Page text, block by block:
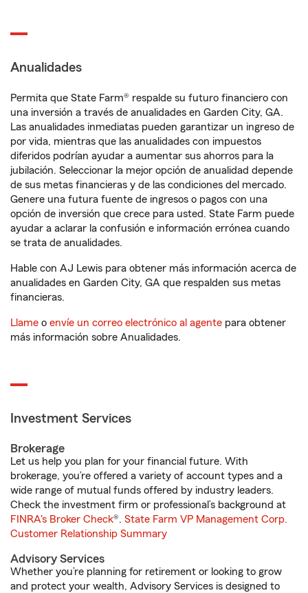
Anualidades
Permita que State Farm® respalde su futuro financiero con
una inversión a través de anualidades en Garden City, GA.
Las anualidades inmediatas pueden garantizar un ingreso de
por vida, mientras que las anualidades con impuestos
diferidos podrían ayudar a aumentar sus ahorros para la
jubilación. Seleccionar la mejor opción de anualidad depende
de sus metas financieras y de las condiciones del mercado.
Genere una futura fuente de ingresos o pagos con una
opción de inversión que crece para usted. State Farm puede
ayudar a aclarar la confusión e información errónea cuando
se trata de anualidades.
Hable con AJ Lewis para obtener más información acerca de
anualidades en Garden City, GA que respalden sus metas
financieras.
Llame o envíe un correo electrónico al agente para obtener
más información sobre Anualidades.
Investment Services
Brokerage
Let us help you plan for your financial future. With
brokerage, you’re offered a variety of account types and a
wide range of mutual funds offered by industry leaders.
Check the investment firm or professional’s background at
FINRA's Broker Check®. State Farm VP Management Corp.
Customer Relationship Summary
Advisory Services
Whether you’re planning for retirement or looking to grow
and protect your wealth, Advisory Services is designed to